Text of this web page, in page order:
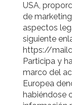
USA,
de
aspectos
siguiente
https://
Participa y
marco del
Europea
habiéndose